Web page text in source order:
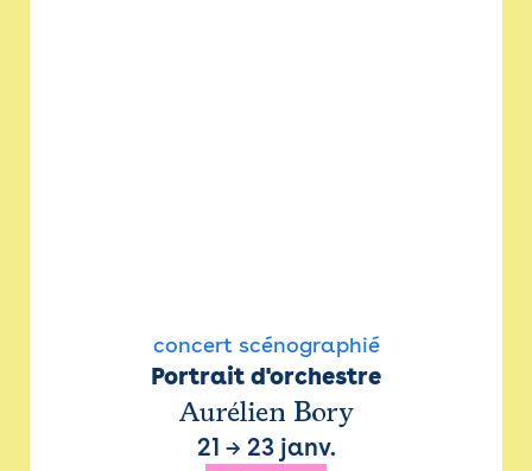
concert scénographié
Portrait d'orchestre
Aurélien Bory
21 → 23 janv.